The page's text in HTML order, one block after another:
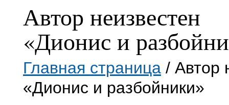
Автор неизвестен
«Дионис и
Главная страница / Автор
«Дионис и разбойники»